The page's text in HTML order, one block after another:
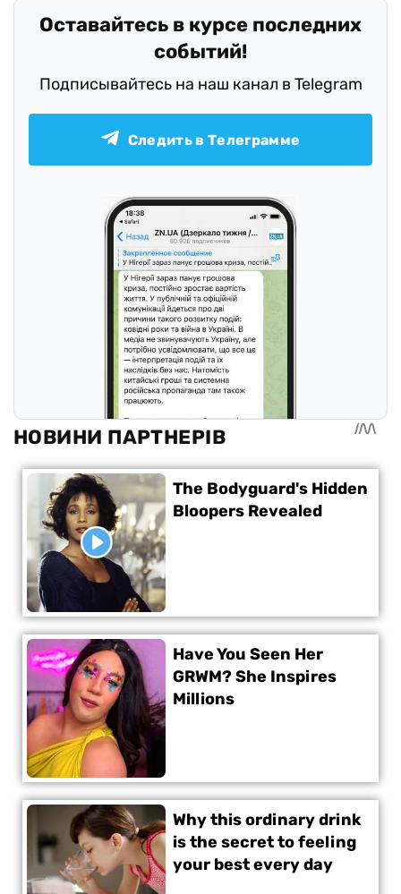
Оставайтесь в курсе последних
событий!
Подписывайтесь на наш канал в Telegram
Следить в Телеграмме